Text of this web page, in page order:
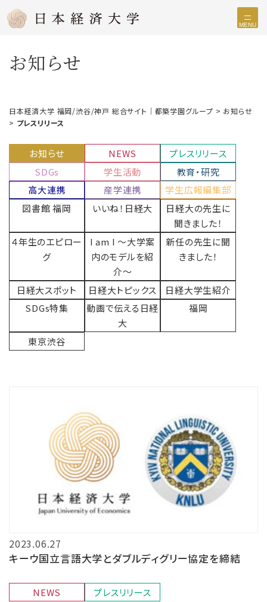
MENU
お知らせ
日本経済大学 福岡/渋谷/神戸 総合サイト｜都築学園グループ > お知らせ
> プレスリリース
お知らせ NEWS
プレスリリース
SDGs
学生活動
教育・研究
高大連携
産学連携
学生広報編集部
図書館 福岡
いいね！日経大
日経大の先生に
聞きました！
４年生のエピロー
グ
I am I 〜大学案
内のモデルを紹
介〜
新任の先生に聞
きました！
日経大スポット 日経大トピックス
日経大学生紹介
SDGs特集
動画で伝える日経
大
福岡
東京渋谷
2023.06.27
キーウ国立言語大学とダブルディグリー協定を締結
NEWS プレスリリース